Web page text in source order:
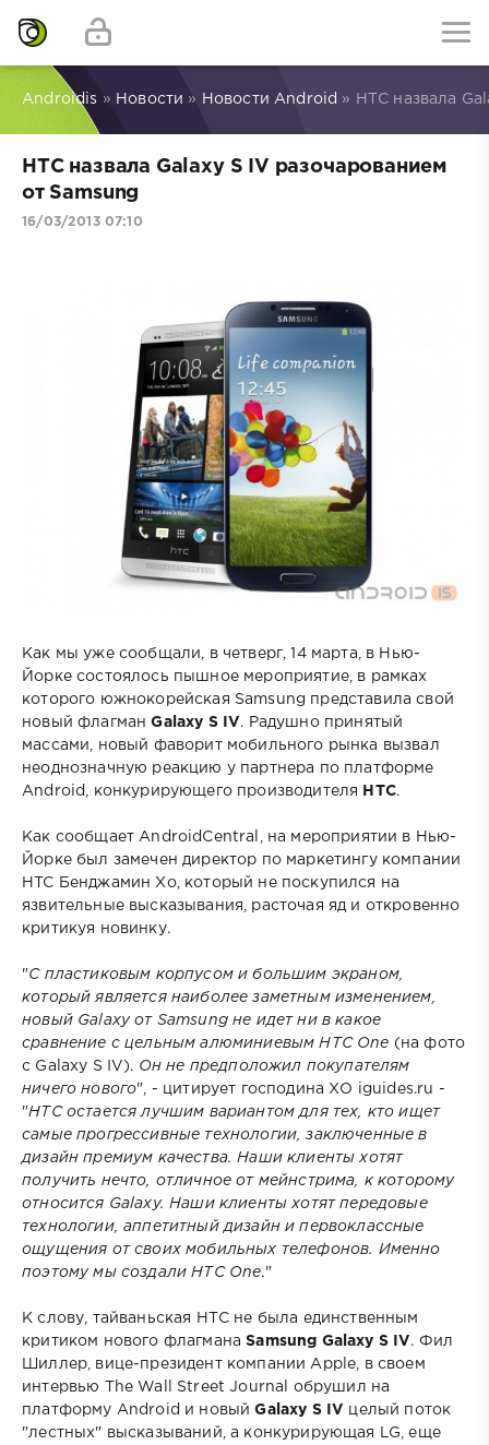
Androidis » Новости » Новости Android » НТС назвала
НТС назвала Galaxy S IV разочарованием
от Samsung
16/03/2013 07:10
Как мы уже сообщали, в четверг, 14 марта, в Нью-
Йорке состоялось пышное мероприятие, в рамках
которого южнокорейская Samsung представила свой
новый флагманGalaxy S IV. Радушно принятый
массами, новый фаворит мобильного рынка вызвал
неоднозначную реакцию у партнера по платформе
Android, конкурирующего производителя
НТС.
Как сообщает AndroidCentral, на мероприятии в Нью-
Йорке был замечен директор по маркетингу компании
HTC Бенджамин Хо, который не поскупился на
язвительные высказывания, расточая яд и откровенно
критикуя новинку.
"С пластиковым корпусом и большим экраном,
который является наиболее заметным изменением,
новый Galaxy от Samsung не идет ни в какое
сравнение с цельным алюминиевым HTC One (на фото
с Galaxy S IV). Он не предположил покупателям
ничего нового", - цитирует господина ХО iguides.ru -
"HTC остается лучшим вариантом для тех, кто ищет
самые прогрессивные технологии, заключенные в
дизайн премиум качества. Наши клиенты хотят
получить нечто, отличное от мейнстрима, к которому
относится Galaxy. Наши клиенты хотят передовые
технологии, аппетитный дизайн и первоклассные
ощущения от своих мобильных телефонов. Именно
поэтому мы создали HTC One."
К слову, тайваньская НТС не была единственным
критиком нового флагманаSamsung Galaxy S IV. Фил
Шиллер, вице-президент компании Apple, в своем
интервью The Wall Street Journal обрушил на
платформу Android и новыйGalaxy S IV целый поток
"лестных" высказываний, а конкурирующая LG, еще